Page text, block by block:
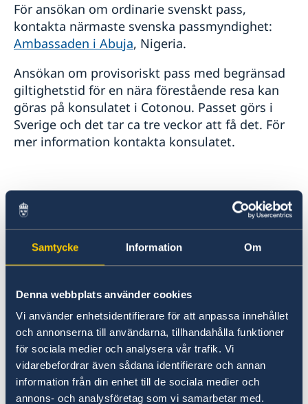
Samtycke Information Om
Denna webbplats använder cookies
Vi använder enhetsidentifierare för att anpassa innehållet
och annonserna till användarna, tillhandahålla funktioner
för sociala medier och analysera vår trafik. Vi
vidarebefordrar även sådana identifierare och annan
information från din enhet till de sociala medier och
annons- och analysföretag som vi samarbetar med.
För ansökan om ordinarie svenskt pass,
kontakta närmaste svenska passmyndighet:
Ambassaden i Abuja, Nigeria.
Ansökan om provisoriskt pass med begränsad
giltighetstid för en nära förestående resa kan
göras på konsulatet i Cotonou. Passet görs i
Sverige och det tar ca tre veckor att få det. För
mer information kontakta konsulatet.
Lokala helgdagar 2026, då konsulatet håller
stängt:
1 januari
Nyårsdagen
8-10 januari
Vofun Festival
6 april
Annandag Påsk
1 maj